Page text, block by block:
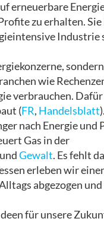
erneuerbare
zu erhalten. Sie
Industrie
wie
verbrauchen.
(FR, Handelsblatt).
nach Energie und
Gas in der
Gewalt. Es fehlt
erleben wir
abgezogen und
für unsere